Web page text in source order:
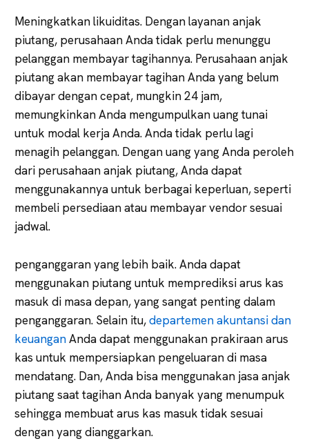
Meningkatkan likuiditas. Dengan layanan anjak
piutang, perusahaan Anda tidak perlu menunggu
pelanggan membayar tagihannya. Perusahaan anjak
piutang akan membayar tagihan Anda yang belum
dibayar dengan cepat, mungkin 24 jam,
memungkinkan Anda mengumpulkan uang tunai
untuk modal kerja Anda. Anda tidak perlu lagi
menagih pelanggan. Dengan uang yang Anda peroleh
dari perusahaan anjak piutang, Anda dapat
menggunakannya untuk berbagai keperluan, seperti
membeli persediaan atau membayar vendor sesuai
jadwal.
penganggaran yang lebih baik. Anda dapat
menggunakan piutang untuk memprediksi arus kas
masuk di masa depan, yang sangat penting dalam
penganggaran. Selain itu,departemen akuntansi dan
keuanganAnda dapat menggunakan prakiraan arus
kas untuk mempersiapkan pengeluaran di masa
mendatang. Dan, Anda bisa menggunakan jasa anjak
piutang saat tagihan Anda banyak yang menumpuk
sehingga membuat arus kas masuk tidak sesuai
dengan yang dianggarkan.